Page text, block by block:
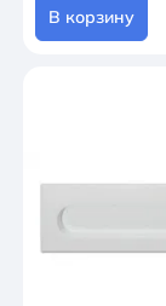
В корзину